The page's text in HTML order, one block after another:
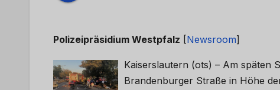
Polizeipräsidium Westpfalz [Newsroom]
Kaiserslautern (ots) – Am späten
Brandenburger Straße in Höhe